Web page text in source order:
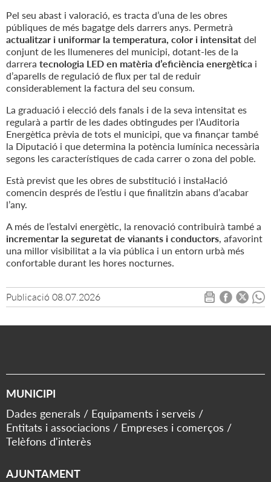
Pel seu abast i valoració, es tracta d’una de les obres
públiques de més bagatge dels darrers anys. Permetrà
actualitzar i uniformar la temperatura, color i intensitat del
conjunt de les llumeneres del municipi, dotant-les de la
darrera tecnologia LED en matèria d’eficiència energètica i
d’aparells de regulació de flux per tal de reduir
considerablement la factura del seu consum.
La graduació i elecció dels fanals i de la seva intensitat es
regularà a partir de les dades obtingudes per l’Auditoria
Energètica prèvia de tots el municipi, que va finançar també
la Diputació i que determina la potència lumínica necessària
segons les característiques de cada carrer o zona del poble.
Està previst que les obres de substitució i instal·lació
comencin després de l’estiu i que finalitzin abans d’acabar
l’any.
A més de l’estalvi energètic, la renovació contribuirà també a
incrementar la seguretat de vianants i conductors, afavorint
una millor visibilitat a la via pública i un entorn urbà més
confortable durant les hores nocturnes.
Publicació 08.07.2026
MUNICIPI
Dades generals
Equipaments i serveis
Entitats i associacions
Empreses i comerços
Telèfons d'interès
AJUNTAMENT